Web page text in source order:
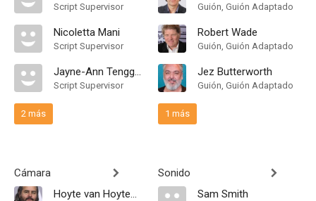
Script Supervisor
Nicoletta Mani
Script Supervisor
Jayne-Ann Tenggren
Script Supervisor
2 más
Cámara
Hoyte van Hoytema
Guión, Guión Adaptado
Robert Wade
Guión, Guión Adaptado
Jez Butterworth
Guión, Guión Adaptado
1 más
Sonido
Sam Smith